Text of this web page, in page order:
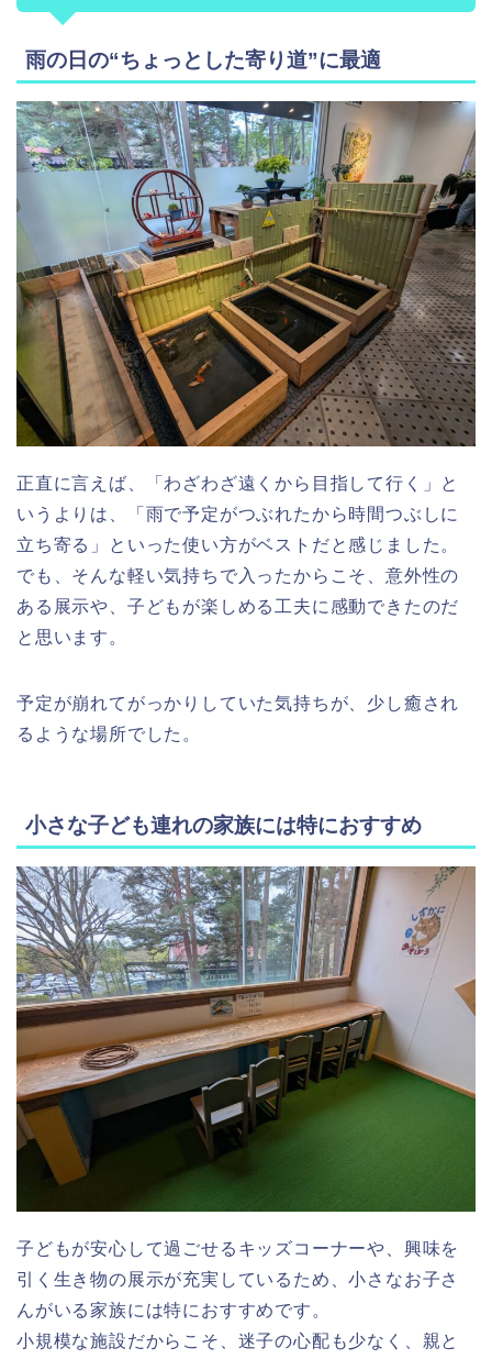
雨の日の“ちょっとした寄り道”に最適
正直に言えば、「わざわざ遠くから目指して行く」と
いうよりは、「雨で予定がつぶれたから時間つぶしに
立ち寄る」といった使い方がベストだと感じました。
でも、そんな軽い気持ちで入ったからこそ、意外性の
ある展示や、子どもが楽しめる工夫に感動できたのだ
と思います。
予定が崩れてがっかりしていた気持ちが、少し癒され
るような場所でした。
小さな子ども連れの家族には特におすすめ
子どもが安心して過ごせるキッズコーナーや、興味を
引く生き物の展示が充実しているため、小さなお子さ
んがいる家族には特におすすめです。
小規模な施設だからこそ、迷子の心配も少なく、親と